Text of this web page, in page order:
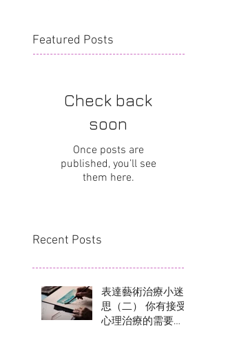
Featured Posts
Check back
soon
Once posts are
published, you’ll see
them here.
Recent Posts
表達藝術治療小迷
思（二） 你有接受
心理治療的需要